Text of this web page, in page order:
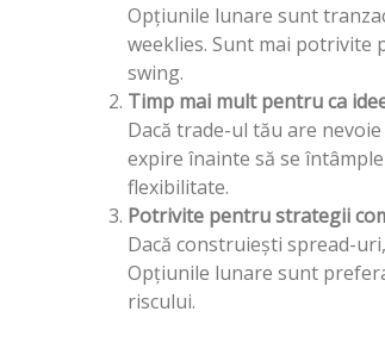
Opțiunile lunare sunt
weeklies. Sunt mai potrivite
swing.
Timp mai mult pentru ca
Dacă trade-ul tău are
expire înainte să se
flexibilitate.
Potrivite pentru strategii
Dacă construiești spread-
Opțiunile lunare sunt
riscului.